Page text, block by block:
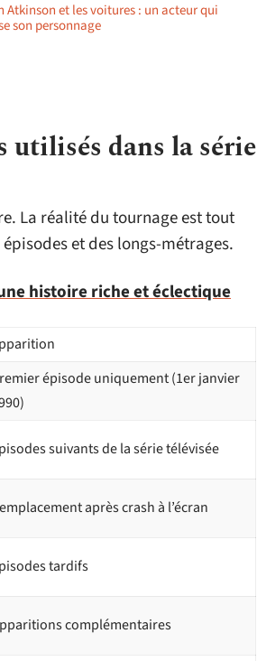
Atkinson et les voitures : un acteur qui
son personnage
utilisés dans la série
La réalité du tournage est tout
et des longs-métrages.
histoire riche et éclectique
épisode uniquement (1er janvier
suivants de la série télévisée
après crash à l’écran
tardifs
complémentaires